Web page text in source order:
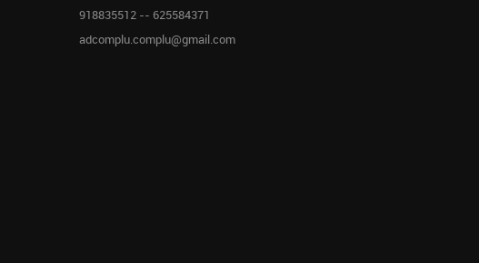
918835512 -- 625584371
adcomplu.complu@gmail.com